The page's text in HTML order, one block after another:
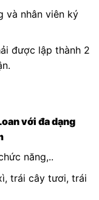
và nhân viên ký
được lập thành 2
với đa dạng
năng,..
trái cây tươi, trái